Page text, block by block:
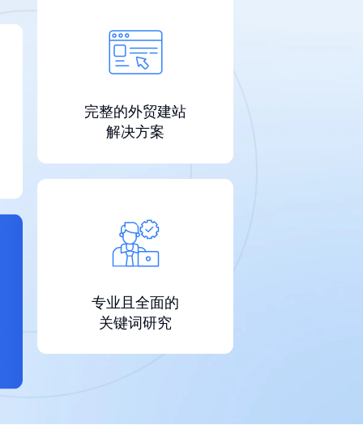
完整的外贸建站
解决方案
专业且全面的
关键词研究